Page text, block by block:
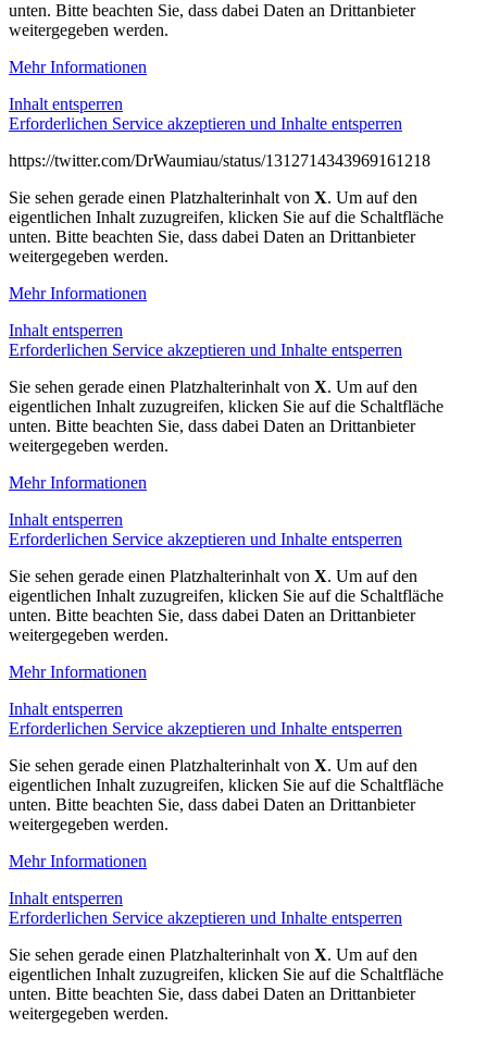
unten. Bitte beachten Sie, dass dabei Daten an Drittanbieter
weitergegeben werden.
Mehr Informationen
Inhalt entsperren
Erforderlichen Service akzeptieren und Inhalte entsperren
https://twitter.com/DrWaumiau/status/1312714343969161218
Sie sehen gerade einen Platzhalterinhalt von X. Um auf den
eigentlichen Inhalt zuzugreifen, klicken Sie auf die Schaltfläche
unten. Bitte beachten Sie, dass dabei Daten an Drittanbieter
weitergegeben werden.
Mehr Informationen
Inhalt entsperren
Erforderlichen Service akzeptieren und Inhalte entsperren
Sie sehen gerade einen Platzhalterinhalt von X. Um auf den
eigentlichen Inhalt zuzugreifen, klicken Sie auf die Schaltfläche
unten. Bitte beachten Sie, dass dabei Daten an Drittanbieter
weitergegeben werden.
Mehr Informationen
Inhalt entsperren
Erforderlichen Service akzeptieren und Inhalte entsperren
Sie sehen gerade einen Platzhalterinhalt von X. Um auf den
eigentlichen Inhalt zuzugreifen, klicken Sie auf die Schaltfläche
unten. Bitte beachten Sie, dass dabei Daten an Drittanbieter
weitergegeben werden.
Mehr Informationen
Inhalt entsperren
Erforderlichen Service akzeptieren und Inhalte entsperren
Sie sehen gerade einen Platzhalterinhalt von X. Um auf den
eigentlichen Inhalt zuzugreifen, klicken Sie auf die Schaltfläche
unten. Bitte beachten Sie, dass dabei Daten an Drittanbieter
weitergegeben werden.
Mehr Informationen
Inhalt entsperren
Erforderlichen Service akzeptieren und Inhalte entsperren
Sie sehen gerade einen Platzhalterinhalt von X. Um auf den
eigentlichen Inhalt zuzugreifen, klicken Sie auf die Schaltfläche
unten. Bitte beachten Sie, dass dabei Daten an Drittanbieter
weitergegeben werden.